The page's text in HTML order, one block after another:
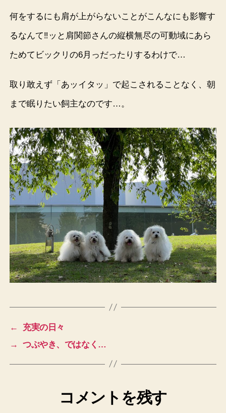
何をするにも肩が上がらないことがこんなにも影響す
るなんて‼︎ッと肩関節さんの縦横無尽の可動域にあら
ためてビックリの6月っだったりするわけで…
取り敢えず「あッイタッ」で起こされることなく、朝
まで眠りたい飼主なのです…。
←
充実の日々
→
つぶやき、ではなく…
コメントを残す